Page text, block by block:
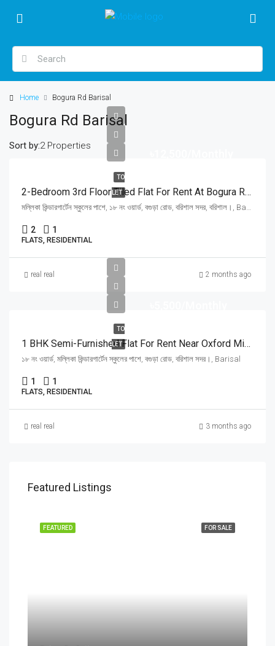
Home Bogura Rd Barisal
Bogura Rd Barisal
2 Properties
Sort by:
TO
LET 2-Bedroom 3rd Floor Tiled Flat For Rent At Bogura Road, Barishal | বরিশাল বগুড়া রোডে মল্লিকা স্কুলের পাশে ২ বেডরুমের ফ্ল্যাট ভাড়া
মল্লিকা কিন্ডারগার্টেন স্কুলের পাশে, ১৮ নং ওয়ার্ড, বগুড়া রোড, বরিশাল সদর, বরিশাল।, Barisal
2 1
FLATS, RESIDENTIAL
real real 2 months ago
TO
LET 1 BHK Semi-Furnished Flat For Rent Near Oxford Mission Church, Barisha
১৮ নং ওয়ার্ড, মল্লিকা কিন্ডারগার্টেন স্কুলের পাশে, বগুড়া রোড, বরিশাল সদর।, Barisal
1 1
FLATS, RESIDENTIAL
real real 3 months ago
Featured Listings
FOR SALE
FEATURED